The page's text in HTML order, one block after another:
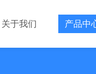
关于我们 产品中
IR奥林巴斯红外线观察